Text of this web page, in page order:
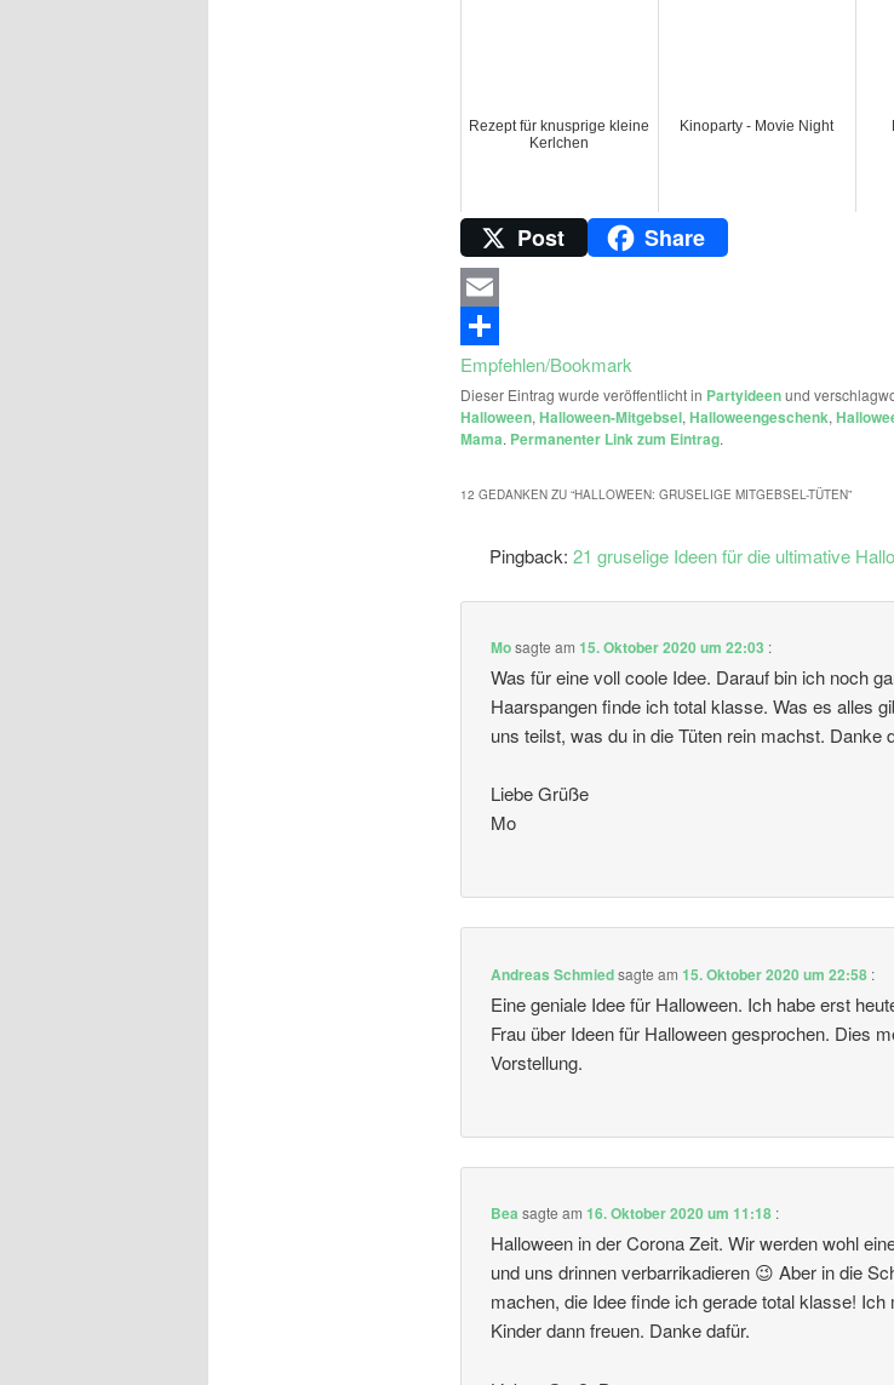
Rezept für knusprige kleine
Kerlchen
Kinoparty - Movie Night
Post Share
Email
Empfehlen/Bookmark
Dieser Eintrag wurde veröffentlicht in Partyideenund
Halloween, Halloween-Mitgebsel, Halloweengeschenk,
Mama. Permanenter Link zum Eintrag.
12 GEDANKEN ZU “HALLOWEEN: GRUSELIGE MITGEBSEL-TÜTEN”
Pingback:21 gruselige Ideen für die ultimative
Mosagte am15. Oktober 2020 um 22:03 :
Was für eine voll coole Idee. Darauf bin ich noch
Haarspangen finde ich total klasse. Was es alles
uns teilst, was du in die Tüten rein machst. Danke
Liebe Grüße
Mo
Andreas Schmiedsagte am15. Oktober 2020 um 22:58 :
Eine geniale Idee für Halloween. Ich habe erst
Frau über Ideen für Halloween gesprochen. Dies
Vorstellung.
Bea sagte am16. Oktober 2020 um 11:18 :
Halloween in der Corona Zeit. Wir werden wohl
und uns drinnen verbarrikadieren 😉 Aber in die
machen, die Idee finde ich gerade total klasse!
Kinder dann freuen. Danke dafür.